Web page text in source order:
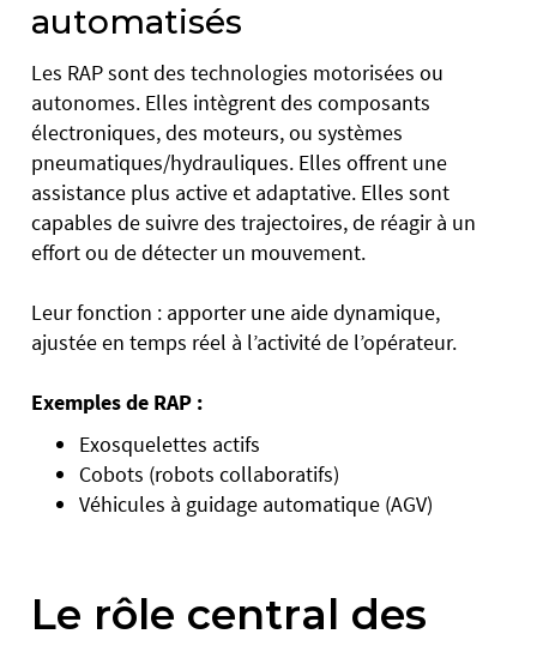
automatisés
Les RAP sont des technologies motorisées ou
autonomes. Elles intègrent des composants
électroniques, des moteurs, ou systèmes
pneumatiques/hydrauliques. Elles offrent une
assistance plus active et adaptative. Elles sont
capables de suivre des trajectoires, de réagir à un
effort ou de détecter un mouvement.
Leur fonction : apporter une aide dynamique,
ajustée en temps réel à l’activité de l’opérateur.
Exemples de RAP :
Exosquelettes actifs
Cobots (robots collaboratifs)
Véhicules à guidage automatique (AGV)
Le rôle central des